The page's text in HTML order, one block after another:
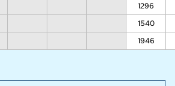
1296
1540
1946